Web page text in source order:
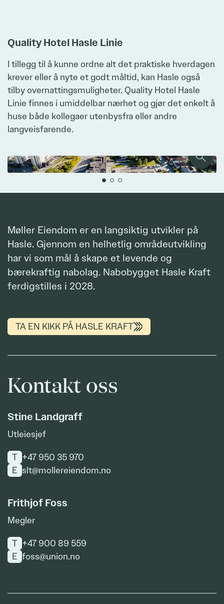
Quality Hotel Hasle Linie
I tillegg til å kunne ordne alt det praktiske hverdagen
krever eller å nyte et godt måltid, kan Hasle også
tilby overnattingsmuligheter. Quality Hotel Hasle
Linie finnes i umiddelbar nærhet og gjør det enkelt å
huse både kollegaer utenbysfra eller andre
langveisfarende.
Zoom
Møller Eiendom er en langsiktig utvikler på
Hasle. Gjennom en helhetlig områdeutvikling
har vi som mål å skape et levende og
bærekraftig nabolag. Nabobygget Hasle Kraft
ferdigstilles i 2028.
TA EN KIKK PÅ HASLE KRAFT
Kontakt oss
Stine Landgraff
Utleiesjef
T +47 950 35 970
E slt@mollereiendom.no
Frithjof Foss
Megler
T +47 900 89 559
E foss@union.no